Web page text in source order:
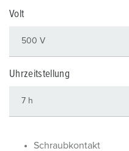
Volt
Uhrzeitstellung
Schraubkontakt